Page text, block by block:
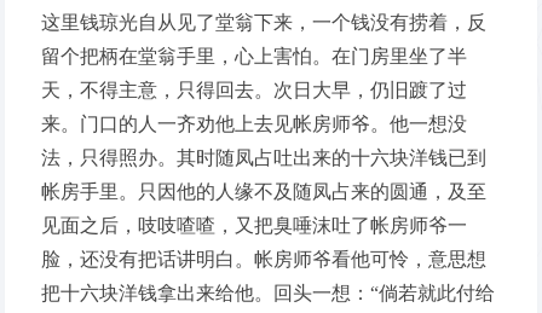
这里钱琼光自从见了堂翁下来，一个钱没有捞着，反
留个把柄在堂翁手里，心上害怕。在门房里坐了半
天，不得主意，只得回去。次日大早，仍旧踱了过
来。门口的人一齐劝他上去见帐房师爷。他一想没
法，只得照办。其时随凤占吐出来的十六块洋钱已到
帐房手里。只因他的人缘不及随凤占来的圆通，及至
见面之后，吱吱喳喳，又把臭唾沫吐了帐房师爷一
脸，还没有把话讲明白。帐房师爷看他可怜，意思想
把十六块洋钱拿出来给他。回头一想：“倘若就此付给